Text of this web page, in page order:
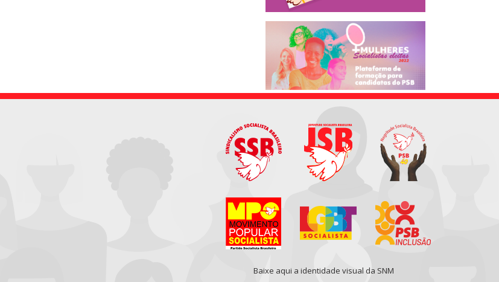
Baixe aqui a identidade visual da SNM